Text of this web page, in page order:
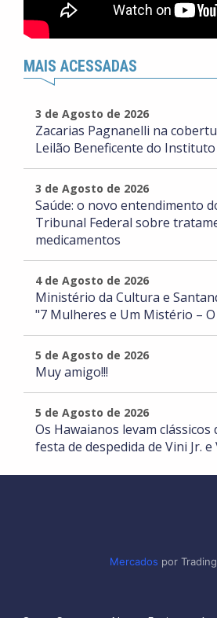
MAIS ACESSADAS
3 de Agosto de 2026
Zacarias Pagnanelli na
Leilão Beneficente do Instituto
3 de Agosto de 2026
Saúde: o novo entendimento
Tribunal Federal sobre
medicamentos
4 de Agosto de 2026
Ministério da Cultura e
"7 Mulheres e Um Mistério –
5 de Agosto de 2026
Muy amigo!!!
5 de Agosto de 2026
Os Hawaianos levam clássicos
festa de despedida de Vini Jr.
Mercados por